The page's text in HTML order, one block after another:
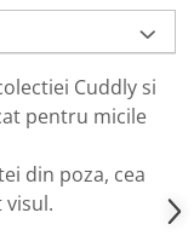
Cuddly si
pentru micile
din poza, cea